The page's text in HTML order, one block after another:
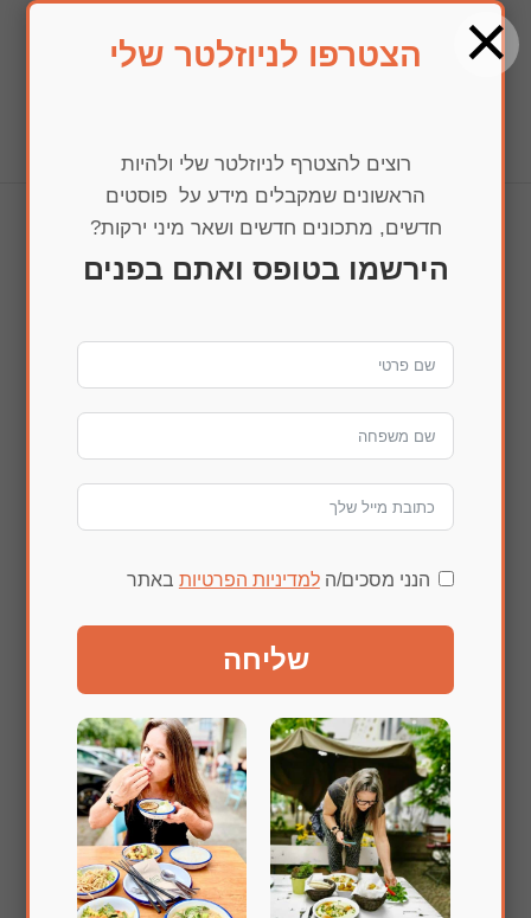
× הצטרפו לניוזלטר שלי
רוצים להצטרף לניוזלטר שלי ולהיות
הראשונים שמקבלים מידע על פוסטים
חדשים, מתכונים חדשים ושאר מיני ירקות?
הירשמו בטופס ואתם בפנים
הנני מסכים/הלמדיניות הפרטיות באתר
שליחה
image
שלחו תגובה
האימייל לא יוצג באתר. שדות החובה מסומנים*